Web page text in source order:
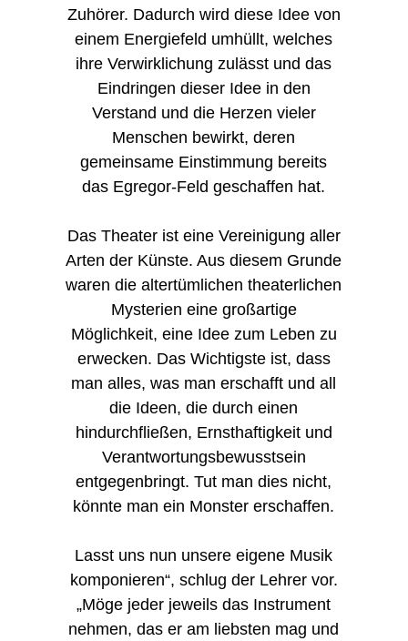
Zuhörer. Dadurch wird diese Idee von
einem Energiefeld umhüllt, welches
ihre Verwirklichung zulässt und das
Eindringen dieser Idee in den
Verstand und die Herzen vieler
Menschen bewirkt, deren
gemeinsame Einstimmung bereits
das Egregor-Feld geschaffen hat.
Das Theater ist eine Vereinigung aller
Arten der Künste. Aus diesem Grunde
waren die altertümlichen theaterlichen
Mysterien eine großartige
Möglichkeit, eine Idee zum Leben zu
erwecken. Das Wichtigste ist, dass
man alles, was man erschafft und all
die Ideen, die durch einen
hindurchfließen, Ernsthaftigkeit und
Verantwortungsbewusstsein
entgegenbringt. Tut man dies nicht,
könnte man ein Monster erschaffen.
Lasst uns nun unsere eigene Musik
komponieren“, schlug der Lehrer vor.
„Möge jeder jeweils das Instrument
nehmen, das er am liebsten mag und